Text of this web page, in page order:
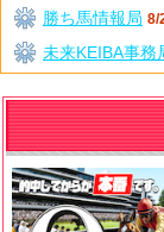
勝ち馬情報局 8/
未来KEIBA事務